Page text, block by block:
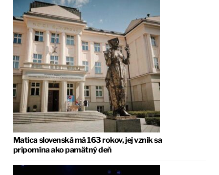
Matica slovenská má 163 rokov, jej vznik sa
pripomína ako pamätný deň